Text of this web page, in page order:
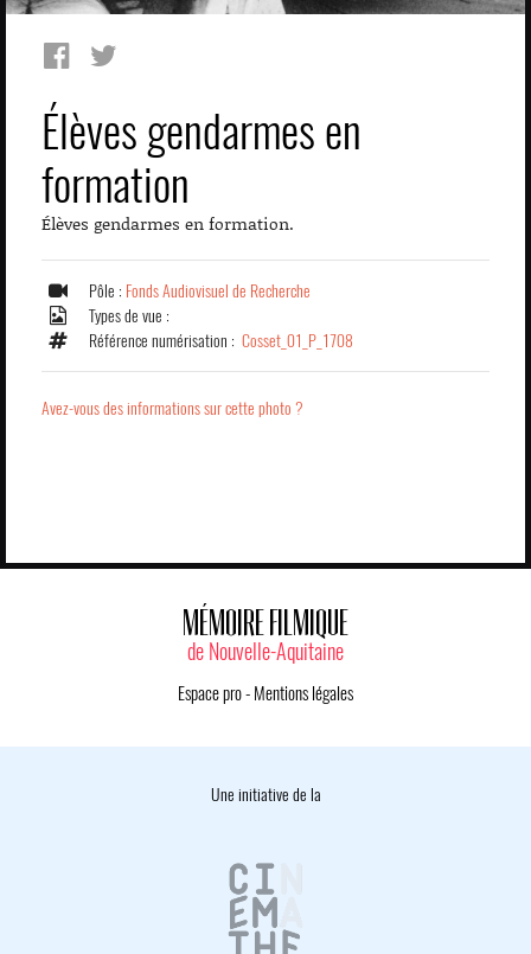
Élèves gendarmes en
formation
Élèves gendarmes en formation.
Pôle : Fonds Audiovisuel de Recherche
Types de vue :
Référence numérisation : Cosset_01_P_1708
Avez-vous des informations sur cette photo ?
MÉMOIRE FILMIQUE
de Nouvelle-Aquitaine
Espace pro- Mentions légales
Une initiative de la